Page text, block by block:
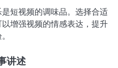
是短视频的调味品。选择合适
增强视频的情感表达，提升
讲述